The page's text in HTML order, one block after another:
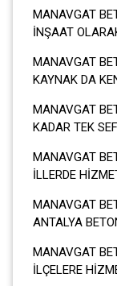
MANAVGAT
İNŞAAT
MANAVGAT
KAYNAK DA
MANAVGAT
KADAR TEK
MANAVGAT
İLLERDE
MANAVGAT
ANTALYA
MANAVGAT
İLÇELERE